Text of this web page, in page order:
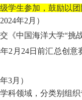
学生参加，鼓励以
年2月）
《中国海洋大学“挑
年2月24日前汇总创
3月）
科领域，分类别组织